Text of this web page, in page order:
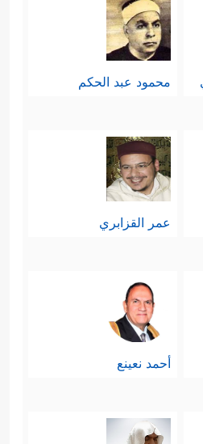
محمود عبد الحكم
عمر القزابري
أحمد نعينع